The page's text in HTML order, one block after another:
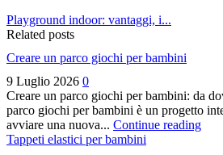
Playground indoor: vantaggi, i...
Related posts
Creare un parco giochi per bambini
9 Luglio 2026 0
Creare un parco giochi per bambini: da
parco giochi per bambini è un progetto
avviare una nuova... Continue reading
Tappeti elastici per bambini